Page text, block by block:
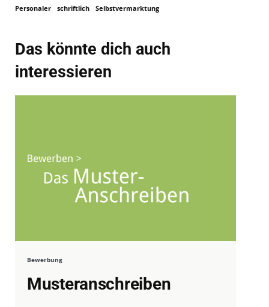
Personaler schriftlich Selbstvermarktung
Das könnte dich auch
interessieren
Bewerbung
Musteranschreiben